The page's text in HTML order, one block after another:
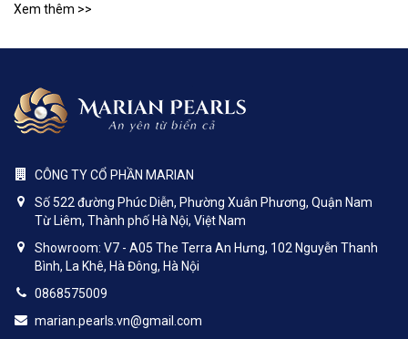
Xem thêm >>
CÔNG TY CỔ PHẦN MARIAN
Số 522 đường Phúc Diễn, Phường Xuân Phương, Quận Nam
Từ Liêm, Thành phố Hà Nội, Việt Nam
Showroom: V7 - A05 The Terra An Hưng, 102 Nguyễn Thanh
Bình, La Khê, Hà Đông, Hà Nội
0868575009
marian.pearls.vn@gmail.com